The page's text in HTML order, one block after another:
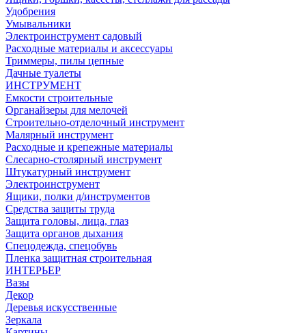
Удобрения
Умывальники
Электроинструмент садовый
Расходные материалы и аксессуары
Триммеры, пилы цепные
Дачные туалеты
ИНСТРУМЕНТ
Емкости строительные
Органайзеры для мелочей
Строительно-отделочный инструмент
Малярный инструмент
Расходные и крепежные материалы
Слесарно-столярный инструмент
Штукатурный инструмент
Электроинструмент
Ящики, полки д/инструментов
Средства защиты труда
Защита головы, лица, глаз
Защита органов дыхания
Спецодежда, спецобувь
Пленка защитная строительная
ИНТЕРЬЕР
Вазы
Декор
Деревья искусственные
Зеркала